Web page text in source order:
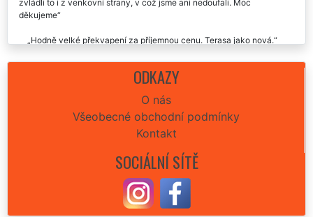
Nechali jsme si ve Slaném umýt kompletně celý zasklený balkón a
zvládli to i z venkovní strany, v což jsme ani nedoufali. Moc
ODKAZY
O nás
Všeobecné obchodní podmínky
Kontakt
SOCIÁLNÍ SÍTĚ